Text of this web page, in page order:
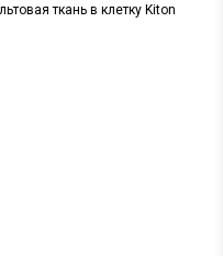
ткань в клетку Kiton